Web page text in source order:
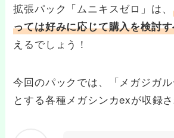
拡張パック「ムニキスゼロ」は、
っては好みに応じて購入を検討
えるでしょう！
今回のパックでは、「メガジガ
とする各種メガシンカexが収録さ